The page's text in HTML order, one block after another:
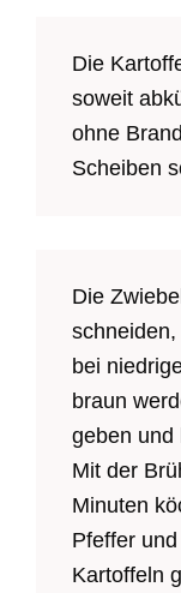
Die
soweit
ohne
Scheiben
Die
bei
braun
geben und
Mit der
Minuten
Pfeffer
Kartoffeln